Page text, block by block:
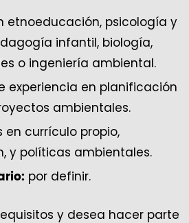
etnoeducación, psicología y
infantil, biología,
o ingeniería ambiental.
experiencia en planificación
ambientales.
en currículo propio,
y políticas ambientales.
por definir.
y desea hacer parte